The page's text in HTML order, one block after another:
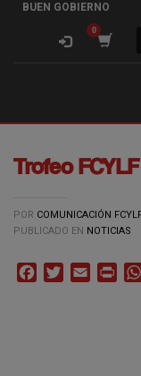
BUEN GOBIERNO
Trofeo
POR COMUNICACIÓN
PUBLICADO EN NOTICIAS
FacebookTwitterEmail Print